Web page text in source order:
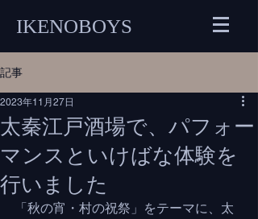
IKENOBOYS
記事
太秦江戸酒場で、パフォー
マンスといけばな体験を
行いました
2023年11月27日
「秋の宵・村の祝祭」をテーマに、太